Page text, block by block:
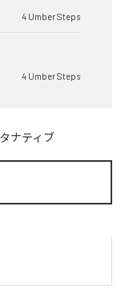
4 Umber Steps
4 Umber Steps
ナティブ